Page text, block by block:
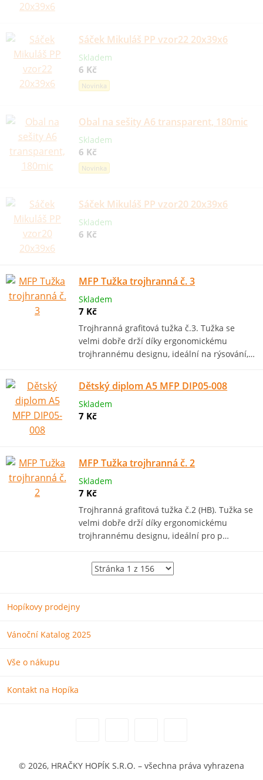
Sáček Mikuláš PP vzor22 20x39x6
Skladem
6 Kč
Novinka
Obal na sešity A6 transparent, 180mic
Skladem
6 Kč
Novinka
Sáček Mikuláš PP vzor20 20x39x6
Skladem
6 Kč
MFP Tužka trojhranná č. 3
Skladem
7 Kč
Trojhranná grafitová tužka č.3. Tužka se
velmi dobře drží díky ergonomickému
trojhrannému designu, ideální na rýsování,…
Dětský diplom A5 MFP DIP05-008
Skladem
7 Kč
MFP Tužka trojhranná č. 2
Skladem
7 Kč
Trojhranná grafitová tužka č.2 (HB). Tužka se
velmi dobře drží díky ergonomickému
trojhrannému designu, ideální pro p…
Hopíkovy prodejny
Vánoční Katalog 2025
Vše o nákupu
Kontakt na Hopíka
© 2026, HRAČKY HOPÍK S.R.O. – všechna práva vyhrazena